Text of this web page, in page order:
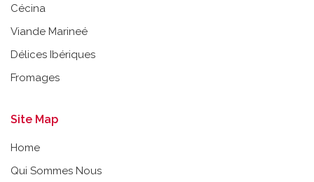
Cécina
Viande Marineé
Délices Ibériques
Fromages
Site Map
Home
Qui Sommes Nous